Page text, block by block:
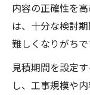
建設業
建設見
訳作成
建設工
見積書作成
内容の正確性を
は、十分な検討
難しくなりがちで
見積期間を設定
し、工事規模や